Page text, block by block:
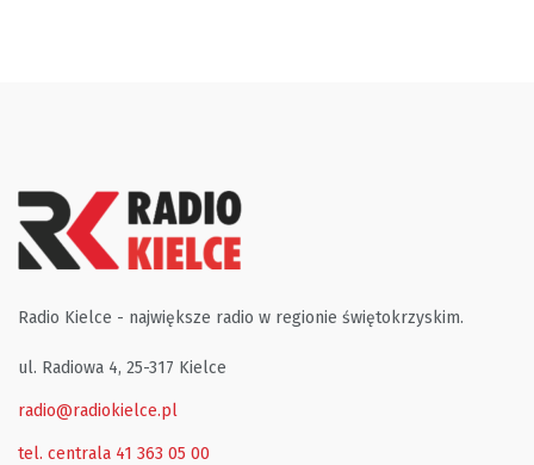
Radio Kielce - największe radio w regionie świętokrzyskim.
ul. Radiowa 4, 25-317 Kielce
radio@radiokielce.pl
tel. centrala 41 363 05 00